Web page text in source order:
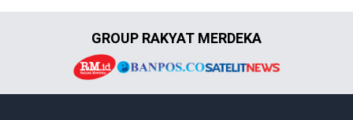
GROUP RAKYAT MERDEKA